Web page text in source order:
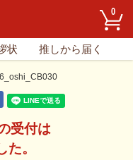
0
状 推しから届く
受付は
。